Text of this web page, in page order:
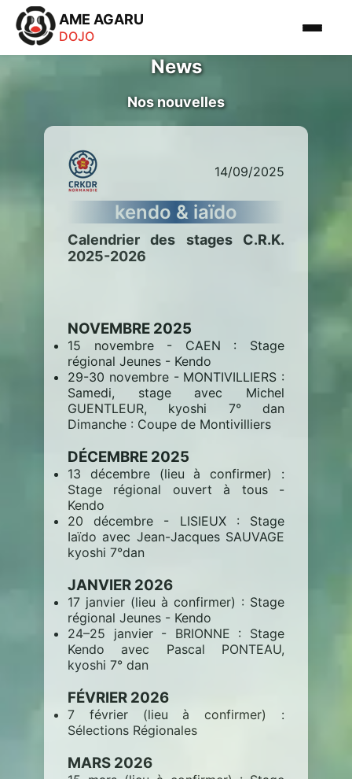
AME AGARU
DOJO
News
Nos nouvelles
14/09/2025
kendo & iaïdo
Calendrier des stages C.R.K.
2025-2026
NOVEMBRE 2025
15 novembre - CAEN : Stage
régional Jeunes - Kendo
29-30 novembre - MONTIVILLIERS :
Samedi, stage avec Michel
GUENTLEUR, kyoshi 7° dan
Dimanche : Coupe de Montivilliers
DÉCEMBRE 2025
13 décembre (lieu à confirmer) :
Stage régional ouvert à tous -
Kendo
20 décembre - LISIEUX : Stage
Iaïdo avec Jean-Jacques SAUVAGE
kyoshi 7°dan
JANVIER 2026
17 janvier (lieu à confirmer) : Stage
régional Jeunes - Kendo
24–25 janvier - BRIONNE : Stage
Kendo avec Pascal PONTEAU,
kyoshi 7° dan
FÉVRIER 2026
7 février (lieu à confirmer) :
Sélections Régionales
MARS 2026